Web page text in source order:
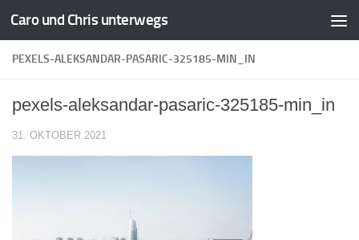
Zum Inhalt springen
Caro und Chris unterwegs
PEXELS-ALEKSANDAR-PASARIC-325185-MIN_IN
pexels-aleksandar-pasaric-325185-min_in
31. OKTOBER 2021